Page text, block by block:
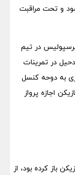
و تحت مراقبت
پرسپولیس در تیم
در تمرینات
به دوحه کنسل
اجازه پرواز
باز کرده بود، از